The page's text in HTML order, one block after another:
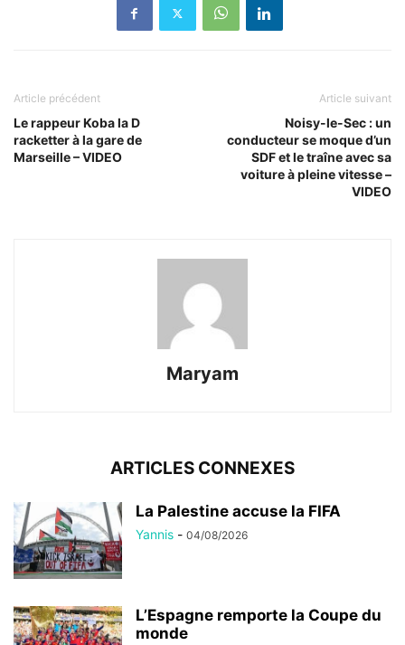
Article précédent
Le rappeur Koba la D
racketter à la gare de
Marseille – VIDEO
Article suivant
Noisy-le-Sec : un
conducteur se moque d’un
SDF et le traîne avec sa
voiture à pleine vitesse –
VIDEO
Maryam
ARTICLES CONNEXES
La Palestine accuse la FIFA
Yannis - 04/08/2026
L’Espagne remporte la Coupe du
monde